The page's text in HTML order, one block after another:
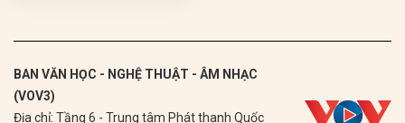
BAN VĂN HỌC - NGHỆ THUẬT - ÂM NHẠC
(VOV3)
Địa chỉ: Tầng 6 - Trung tâm Phát thanh Quốc